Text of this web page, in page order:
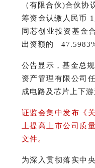
（有限合伙)合伙协
筹资金认缴人民币
同芯创业投资基金
出资额的
公告显示，基金总
资产管理有限公司
成电路及芯片上下游
证监会集中发布《
上提高上市公司质
文件。
为深入贯彻落实中